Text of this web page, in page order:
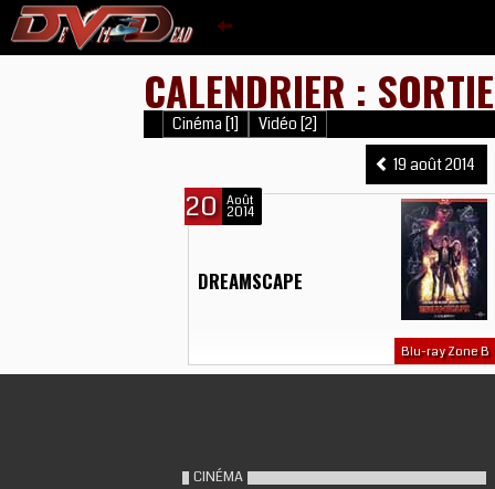
CALENDRIER :
Cinéma [1] Vidéo [2]
19 août 2014
20 Août
2014
DREAMSCAPE
Blu-ray Zone B
CINÉMA